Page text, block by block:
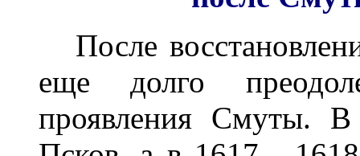
После
еще долго
проявления Смуты.